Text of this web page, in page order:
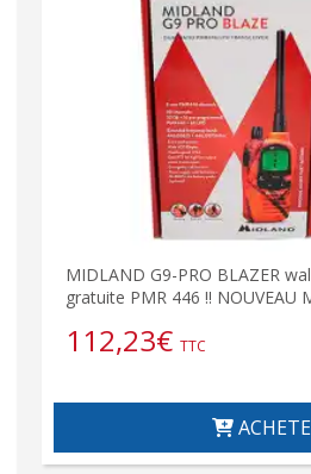
MIDLAND G9-PRO BLAZER
gratuite PMR 446 !! NOUVEAU
112,23€ TTC